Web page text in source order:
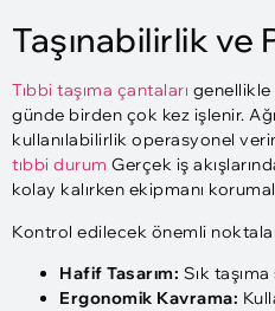
Taşınabilirlik ve
Tıbbi taşıma çantaları genellikle
günde birden çok kez işlenir.
kullanılabilirlik operasyonel
tıbbi durum Gerçek iş
kolay kalırken ekipmanı
Kontrol edilecek önemli
Hafif Tasarım: Sık
Ergonomik Kavrama: